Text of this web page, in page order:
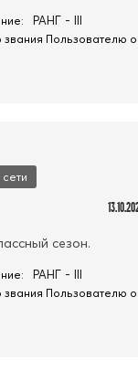
РАНГ - III
Пользователю
сезон.
РАНГ - III
Пользователю